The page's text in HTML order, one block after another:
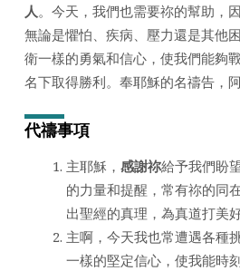
人 。今天，我們也需要祢的幫助，
無論是懼怕、疾病、壓力還是其他
衛一樣的勇氣和信心，使我們能夠
名下取得勝利。奉耶穌的名禱告，阿
代禱事項
主耶穌， 感謝祢給予我們盼
的力量和提醒，常有祢的同
出聖經的真理，為真道打美
主啊，今天我也常遭遇各種
一樣的堅定信心，使我能時